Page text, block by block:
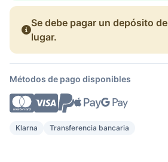
Se debe pagar un depósito de
lugar.
Métodos de pago disponibles
Klarna Transferencia bancaria